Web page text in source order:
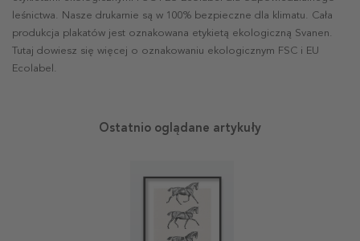
leśnictwa. Nasze drukarnie są w 100% bezpieczne dla klimatu. Cała
produkcja plakatów jest oznakowana etykietą ekologiczną Svanen.
Tutaj dowiesz się więcej o oznakowaniu ekologicznym FSC i EU
Ecolabel.
Ostatnio oglądane artykuły